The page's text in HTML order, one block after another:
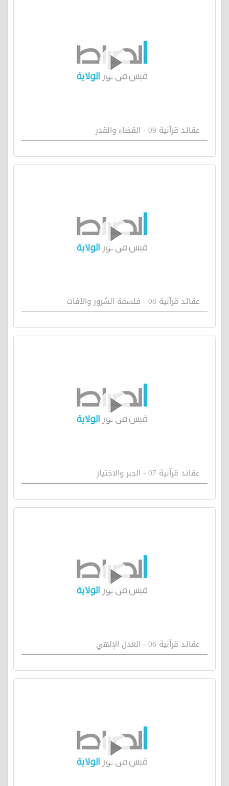
عقائد قرآنية 09 - القضاء والقدر
عقائد قرآنية 08 - فلسفة الشرور والآفات
عقائد قرآنية 07 - الجبر والاختيار
عقائد قرآنية 06 - العدل الإلهي